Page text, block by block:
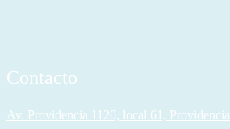
Contacto
Av. Providencia 1120, local 61, Providencia